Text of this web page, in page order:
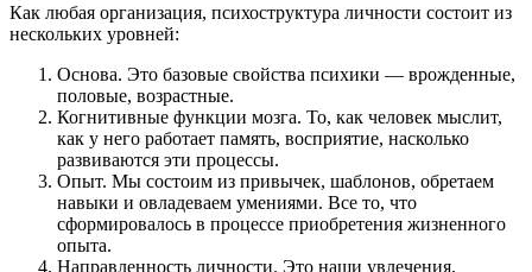
Как любая организация, психоструктура личности состоит из
нескольких уровней:
Основа. Это базовые свойства психики — врожденные,
половые, возрастные.
Когнитивные функции мозга. То, как человек мыслит,
как у него работает память, восприятие, насколько
развиваются эти процессы.
Опыт. Мы состоим из привычек, шаблонов, обретаем
навыки и овладеваем умениями. Все то, что
сформировалось в процессе приобретения жизненного
опыта.
Направленность личности. Это наши увлечения,